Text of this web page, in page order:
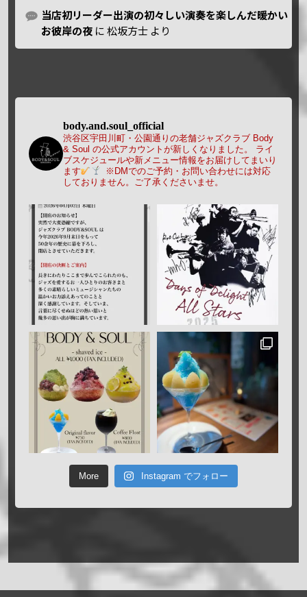
当店初リーダー出演の初々しい演奏を楽しんだ暖かい
お彼岸の夜 に松坂方士 より
body.and.soul_official
渋谷区宇田川町・公園通りの老舗ジャズクラブ Body
& Soul の公式アカウントが新しくなりました。
ライ
ブスケジュールや新メニュー情報をお届けしてまいり
ます
※DMでのご予約・お問い合わせには対応
しておりません。ご了承くださいませ。
More Instagram でフォロー